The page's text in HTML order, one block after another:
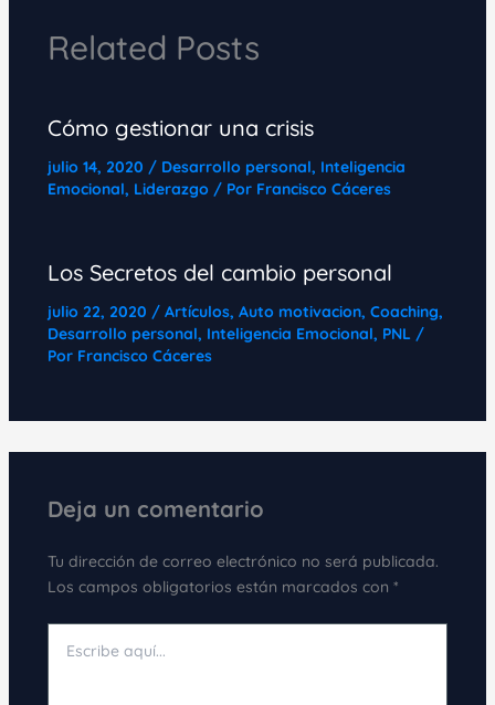
Related Posts
Cómo gestionar una crisis
julio 14, 2020 / Desarrollo personal, Inteligencia
Emocional, Liderazgo/ Por Francisco Cáceres
Los Secretos del cambio personal
julio 22, 2020 / Artículos, Auto motivacion, Coaching,
Desarrollo personal, Inteligencia Emocional, PNL /
Por Francisco Cáceres
Deja un comentario
Tu dirección de correo electrónico no será publicada.
Los campos obligatorios están marcados con *
aquí...